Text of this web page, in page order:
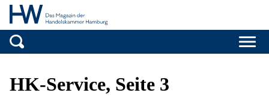
Handelskammer
HK-Service, Seite 3